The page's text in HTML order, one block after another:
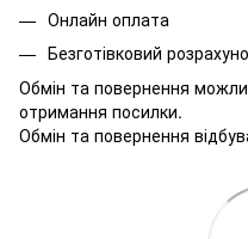
Онлайн оплата
Безготівковий
Обмін та повернення
отримання посилки.
Обмін та повернення